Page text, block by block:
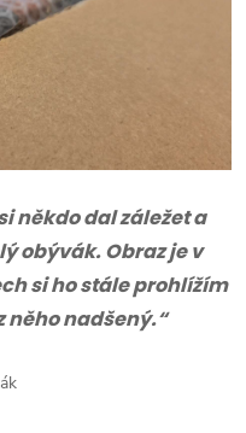
někdo dal záležet a
obývák. Obraz je v
si ho stále prohlížím
něho nadšený.“